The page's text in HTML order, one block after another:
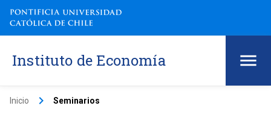
Instituto de Economía
Inicio keyboard_arrow_right Seminarios